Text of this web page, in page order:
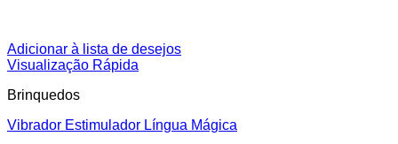
Adicionar à lista de desejos
Visualização Rápida
Brinquedos
Vibrador Estimulador Língua Mágica